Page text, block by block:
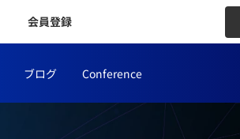
会員登録
ブログ Conference